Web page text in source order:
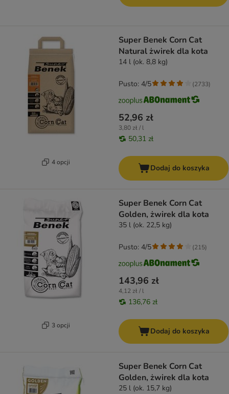
4 opcji
Super Benek Corn Cat
Natural żwirek dla kota
14 l (ok. 8,8 kg)
52,96 zł
3,80 zł / l
50,31 zł
Pusto: 4/5 (2733)
Dodaj do koszyka
3 opcji
Super Benek Corn Cat
Golden, żwirek dla kota
35 l (ok. 22,5 kg)
143,96 zł
4,12 zł / l
136,76 zł
Pusto: 4/5 (215)
Dodaj do koszyka
Super Benek Corn Cat
Golden, żwirek dla kota
25 l (ok. 15,7 kg)